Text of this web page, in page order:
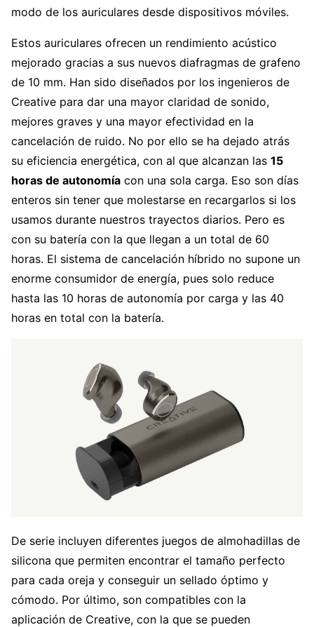
modo de los auriculares desde dispositivos móviles.
Estos auriculares ofrecen un rendimiento acústico
mejorado gracias a sus nuevos diafragmas de grafeno
de 10 mm. Han sido diseñados por los ingenieros de
Creative para dar una mayor claridad de sonido,
mejores graves y una mayor efectividad en la
cancelación de ruido. No por ello se ha dejado atrás
su eficiencia energética, con al que alcanzan las 15
horas de autonomía con una sola carga. Eso son días
enteros sin tener que molestarse en recargarlos si los
usamos durante nuestros trayectos diarios. Pero es
con su batería con la que llegan a un total de 60
horas. El sistema de cancelación híbrido no supone un
enorme consumidor de energía, pues solo reduce
hasta las 10 horas de autonomía por carga y las 40
horas en total con la batería.
De serie incluyen diferentes juegos de almohadillas de
silicona que permiten encontrar el tamaño perfecto
para cada oreja y conseguir un sellado óptimo y
cómodo. Por último, son compatibles con la
aplicación de Creative, con la que se pueden